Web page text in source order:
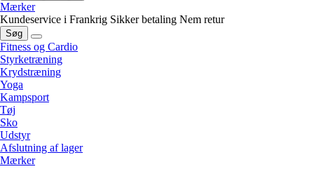
Mærker
Kundeservice i Frankrig Sikker betaling Nem retur
Søg
Fitness og Cardio
Styrketræning
Krydstræning
Yoga
Kampsport
Tøj
Sko
Udstyr
Afslutning af lager
Mærker